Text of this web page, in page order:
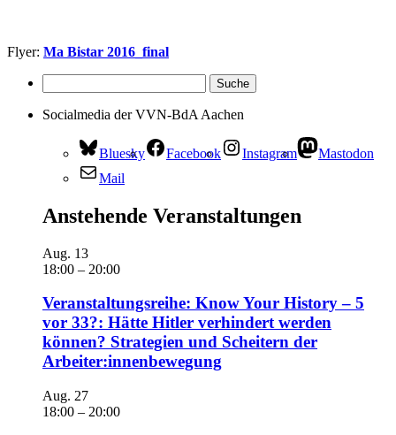
Flyer: Ma Bistar 2016_final
Socialmedia der VVN-BdA Aachen
Bluesky Facebook Instagram
Mastodon
Mail
Anstehende Veranstaltungen
Aug. 13
18:00 – 20:00
Veranstaltungsreihe: Know Your History – 5
vor 33?: Hätte Hitler verhindert werden
können? Strategien und Scheitern der
Arbeiter:innenbewegung
Aug. 27
18:00 – 20:00